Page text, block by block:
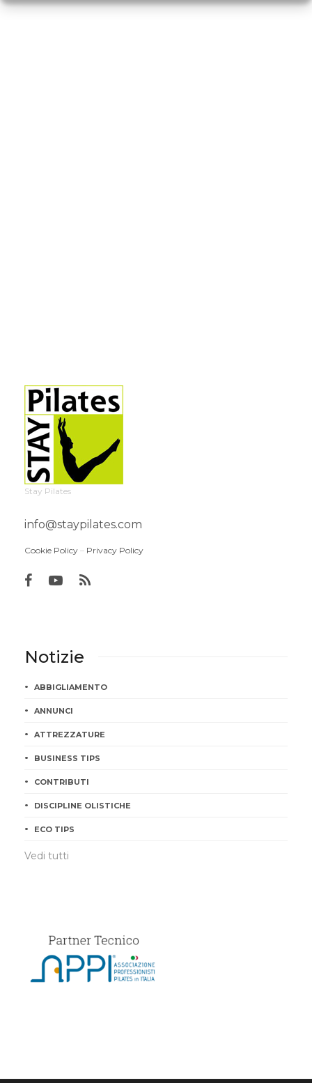
Stay Pilates
info@staypilates.com
Cookie Policy – Privacy Policy
Notizie
ABBIGLIAMENTO
ANNUNCI
ATTREZZATURE
BUSINESS TIPS
CONTRIBUTI
DISCIPLINE OLISTICHE
ECO TIPS